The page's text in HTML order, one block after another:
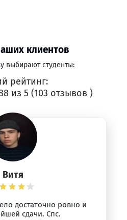
клиентов
выбирают студенты:
рейтинг:
из 5 (103 отзывов )
Витя
достаточно ровно и
сдачи. Спс.